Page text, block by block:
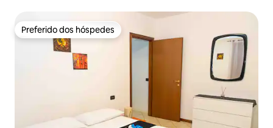
Preferido dos hóspedes
Preferido dos hóspedes